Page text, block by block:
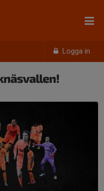
Logga in